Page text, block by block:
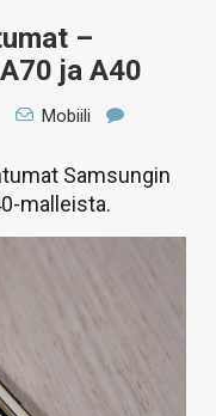
–
ja A40
Mobiili
Samsungin
malleista.